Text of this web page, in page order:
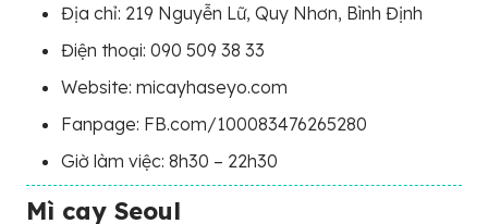
Địa chỉ: 219 Nguyễn Lữ, Quy Nhơn, Bình Định
Điện thoại: 090 509 38 33
Website: micayhaseyo.com
Fanpage: FB.com/100083476265280
Giờ làm việc: 8h30 – 22h30
Mì cay Seoul